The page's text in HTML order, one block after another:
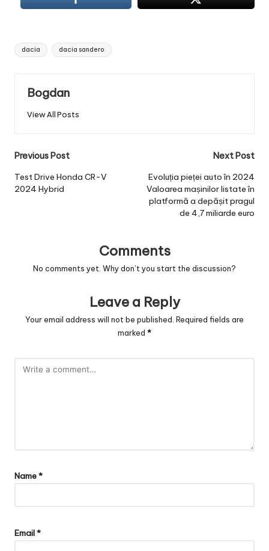
Tags:
dacia dacia sandero
Bogdan
View All Posts
Post
navigation
Previous Post
Test Drive Honda CR-V
2024 Hybrid
Next Post
Evoluția pieței auto în 2024
Valoarea mașinilor listate în
platformă a depășit pragul
de 4,7 miliarde euro
Comments
No comments yet. Why don’t you start the discussion?
Leave a Reply
Your email address will not be published. Required fields are
marked *
Name*
Email*